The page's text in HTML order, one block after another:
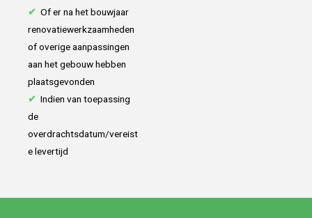
✔ Of er na het bouwjaar
renovatiewerkzaamheden
of overige aanpassingen
aan het gebouw hebben
plaatsgevonden
✔ Indien van toepassing
de
overdrachtsdatum/vereist
e levertijd